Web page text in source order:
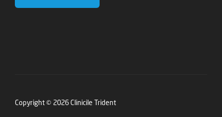
Copyright © 2026 Clinicile Trident